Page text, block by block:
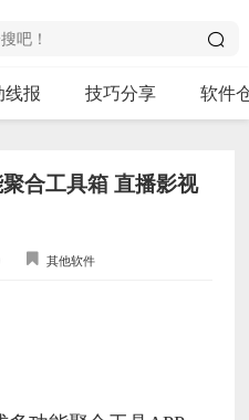
线报 技巧分享 软件
合工具箱 直播影视
其他软件